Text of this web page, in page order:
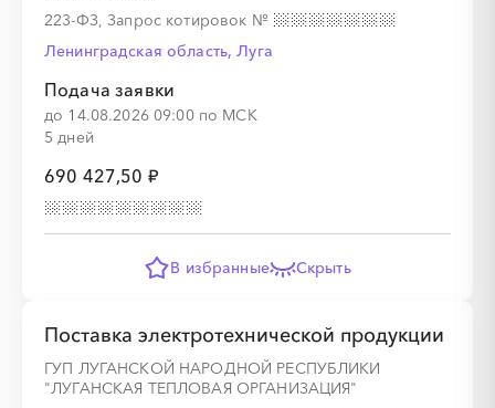
223-ФЗ, Запрос котировок №
Ленинградская область, Луга
Подача заявки
до 14.08.2026 09:00 по МСК
5 дней
690 427,50 ₽
В избранные Скрыть
Поставка электротехнической продукции
ГУП ЛУГАНСКОЙ НАРОДНОЙ РЕСПУБЛИКИ
"ЛУГАНСКАЯ ТЕПЛОВАЯ ОРГАНИЗАЦИЯ"